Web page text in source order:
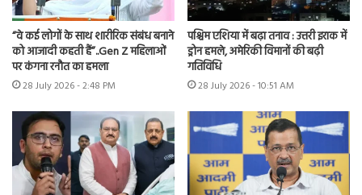
“वे कई लोगों के साथ शारीरिक संबंध बनाने
को आजादी कहती हैं”..Gen Z महिलाओं
पर कंगना रनौत का हमला
28 July 2026 - 2:48 PM
पश्चिम एशिया में बढ़ा तनाव : उत्तरी इराक में
ड्रोन हमले, अमेरिकी विमानों की बढ़ी
गतिविधि
28 July 2026 - 10:51 AM